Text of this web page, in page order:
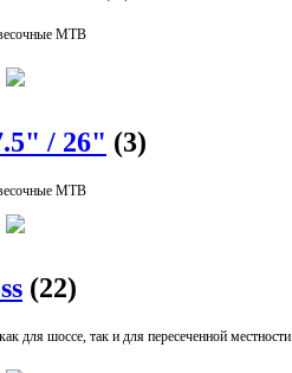
MTB
/ 26" (3)
MTB
(22)
для шоссе, так и для пересеченной местности